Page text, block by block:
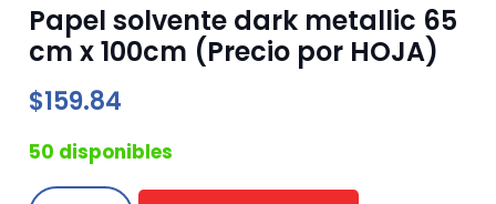
Papel solvente dark metallic 65
cm x 100cm (Precio por HOJA)
$159.84
50 disponibles